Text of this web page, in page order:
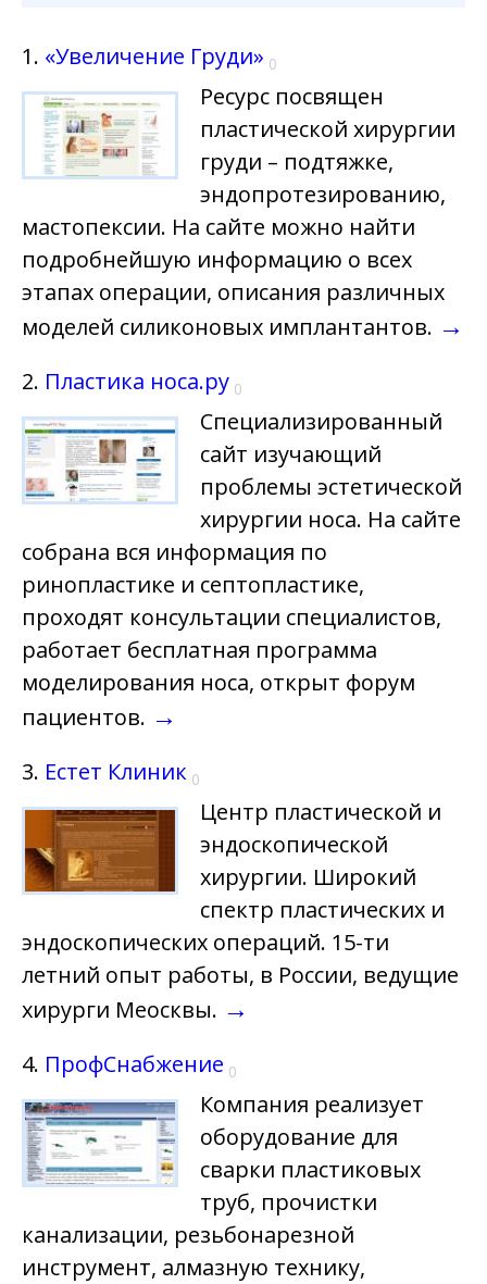
1. «Увеличение Груди» 0
Ресурс посвящен
пластической хирургии
груди – подтяжке,
эндопротезированию,
мастопексии. На сайте можно найти
подробнейшую информацию о всех
этапах операции, описания различных
моделей силиконовых имплантантов. →
2. Пластика носа.ру 0
Специализированный
сайт изучающий
проблемы эстетической
хирургии носа. На сайте
собрана вся информация по
ринопластике и септопластике,
проходят консультации специалистов,
работает бесплатная программа
моделирования носа, открыт форум
пациентов. →
3. Естет Клиник 0
Центр пластической и
эндоскопической
хирургии. Широкий
спектр пластических и
эндоскопических операций. 15-ти
летний опыт работы, в России, ведущие
хирурги Меосквы. →
4. ПрофСнабжение 0
Компания реализует
оборудование для
сварки пластиковых
труб, прочистки
канализации, резьбонарезной
инструмент, алмазную технику,